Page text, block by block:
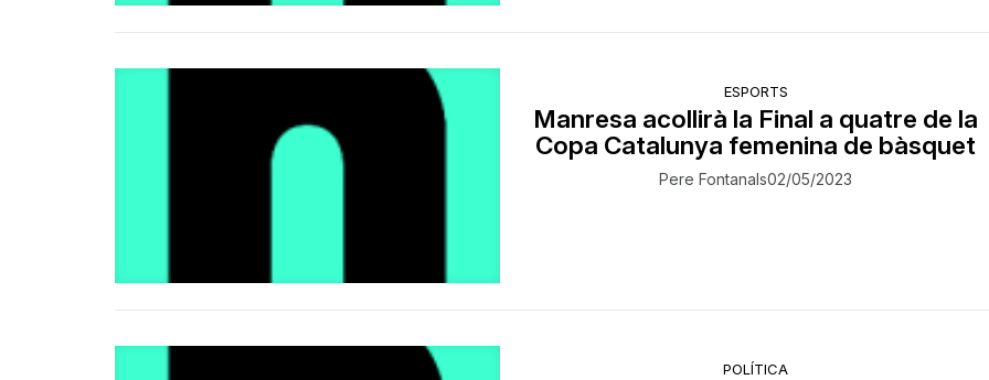
ESPORTS
Manresa acollirà la Final a quatre de la
Copa Catalunya femenina de bàsquet
Pere Fontanals02/05/2023
POLÍTICA